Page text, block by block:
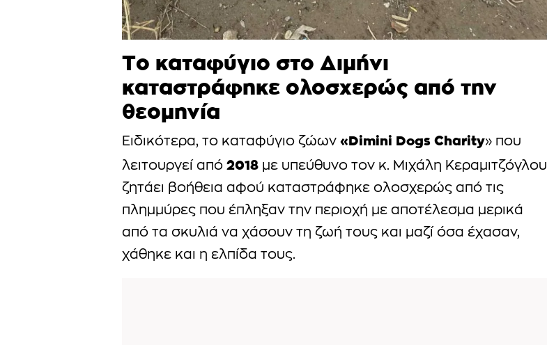
Το καταφύγιο στο Διμήνι
καταστράφηκε ολοσχερώς από την
θεομηνία
Ειδικότερα, το καταφύγιο ζώων«Dimini Dogs Charity» που
λειτουργεί από2018 με υπεύθυνο τον κ. Μιχάλη Κεραμιτζόγλου
ζητάει βοήθεια αφού καταστράφηκε ολοσχερώς από τις
πλημμύρες που έπληξαν την περιοχή με αποτέλεσμα μερικά
από τα σκυλιά να χάσουν τη ζωή τους και μαζί όσα έχασαν,
χάθηκε και η ελπίδα τους.